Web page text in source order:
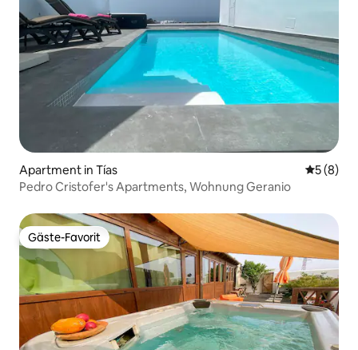
Apartment in Tías
5 (8)
Pedro Cristofer's Apartments, Wohnung Geranio
Gäste-Favorit
Gäste-Favorit